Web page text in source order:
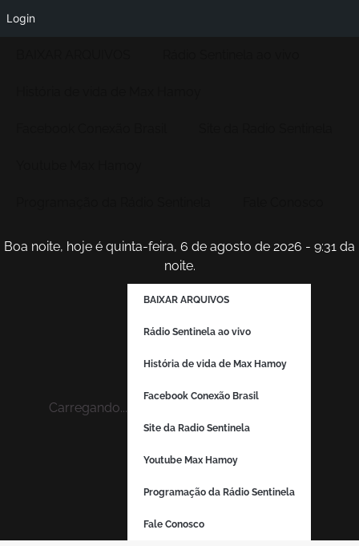
Boa noite, hoje é quinta-feira, 6 de agosto de 2026 - 9:31 da
noite.
Carregando...
BAIXAR ARQUIVOS
Rádio Sentinela ao vivo
História de vida de Max Hamoy
Facebook Conexão Brasil
Site da Radio Sentinela
Youtube Max Hamoy
Programação da Rádio Sentinela
Fale Conosco
Login